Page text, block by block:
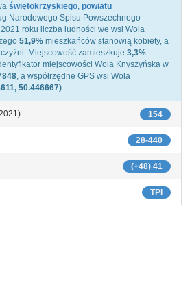
świętokrzyskiego, powiatu
Narodowego Spisu Powszechnego
roku liczba ludności we wsi Wola
51,9% mieszkańców stanowią kobiety, a
Miejscowość zamieszkuje 3,3%
miejscowości Wola Knyszyńska w
, a współrzędne GPS wsi Wola
50.446667).
154
28-440
(+48) 41
TPI